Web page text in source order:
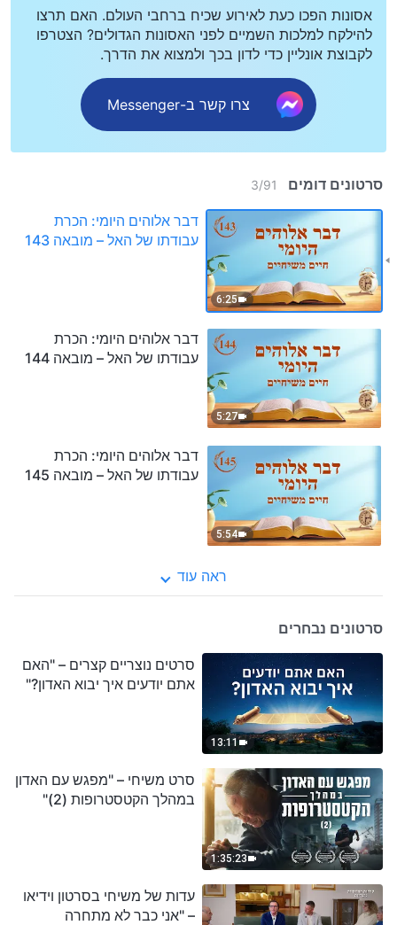
אסונות הפכו כעת לאירוע שכיח ברחבי העולם. האם תרצו
להילקח למלכות השמיים לפני האסונות הגדולים? הצטרפו
לקבוצת אונליין כדי לדון בכך ולמצוא את הדרך.
צרו קשר ב-Messenger
סרטונים דומים 3/91
6:25
דבר אלוהים היומי: הכרת
עבודתו של האל – מובאה 143
5:27
דבר אלוהים היומי: הכרת
עבודתו של האל – מובאה 144
5:54
דבר אלוהים היומי: הכרת
עבודתו של האל – מובאה 145
ראה עוד
סרטונים נבחרים
13:11
סרטים נוצריים קצרים – "האם
אתם יודעים איך יבוא האדון?"
1:35:23
סרט משיחי – "מפגש עם האדון
במהלך הקטסטרופות (2)"
עדות של משיחי בסרטון וידיאו
– "אני כבר לא מתחרה